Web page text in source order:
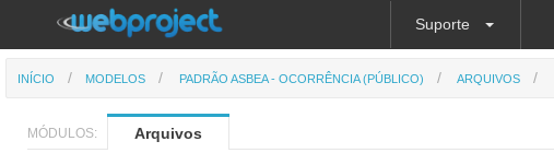
Suporte
INÍCIO MODELOS PADRÃO ASBEA - OCORRÊNCIA (PÚBLICO) ARQUIVOS
MÓDULOS: Arquivos